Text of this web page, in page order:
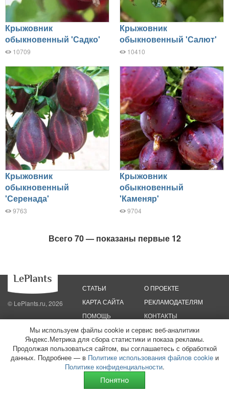
Крыжовник
обыкновенный 'Садко'
10709
Крыжовник
обыкновенный 'Салют'
10410
Крыжовник
обыкновенный
'Серенада'
9763
Крыжовник
обыкновенный
'Каменяр'
9704
Всего 70 — показаны первые 12
© LePlants.ru, 2026
СТАТЬИ
КАРТА САЙТА
ПОМОЩЬ
О ПРОЕКТЕ
РЕКЛАМОДАТЕЛЯМ
КОНТАКТЫ
Политика конфиденциальности
Политика использования файлов cookie
Пользовательское соглашение
Редакционные стандарты
ООО «Трафик»
ИНН 7813175200 ОГРН 1027806866724
Монетизация
Мы используем файлы cookie и сервис веб-аналитики
Яндекс.Метрика для сбора статистики и показа рекламы.
Продолжая пользоваться сайтом, вы соглашаетесь с обработкой
данных. Подробнее — в Политике использования файлов cookieи
Политике конфиденциальности.
Понятно